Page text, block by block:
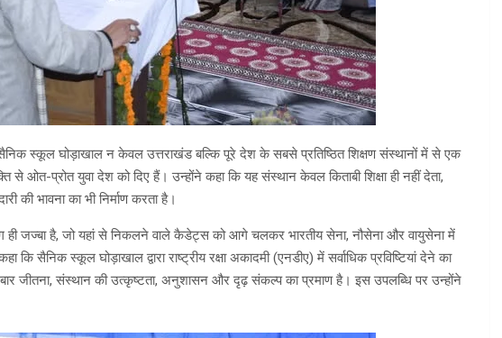
सैनिक स्कूल घोड़ाखाल न केवल उत्तराखंड बल्कि पूरे देश के सबसे प्रतिष्ठित शिक्षण संस्थानों में से एक
ओत-प्रोत युवा देश को दिए हैं। उन्होंने कहा कि यह संस्थान केवल किताबी शिक्षा ही नहीं देता,
की भावना का भी निर्माण करता है।
ही जज्बा है, जो यहां से निकलने वाले कैडेट्स को आगे चलकर भारतीय सेना, नौसेना और वायुसेना में
सैनिक स्कूल घोड़ाखाल द्वारा राष्ट्रीय रक्षा अकादमी (एनडीए) में सर्वाधिक प्रविष्टियां देने का
बार जीतना, संस्थान की उत्कृष्टता, अनुशासन और दृढ़ संकल्प का प्रमाण है। इस उपलब्धि पर उन्होंने